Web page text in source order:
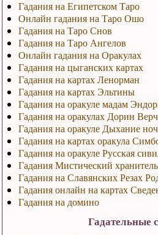
Гадания на Египетском Таро
Онлайн гадания на Таро Ошо
Гадания на Таро Снов
Гадания на Таро Ангелов
Онлайн гадания на Оракулах
Гадания на цыганских картах
Гадания на картах Ленорман
Гадания на картах Эльтины
Гадания на оракуле мадам
Гадания на оракулах Дорин
Гадания на оракуле Дыхание
Гадания на картах оракула
Гадания на оракуле Русская
Гадания Мистический хранитель
Гадания на Славянских Резах
Гадания онлайн на картах
Гадания на домино
Гадательные